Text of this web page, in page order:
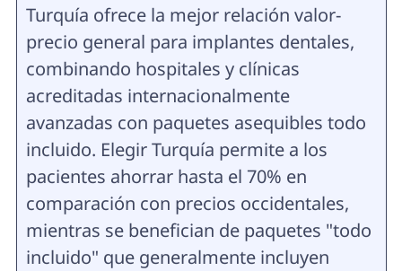
Turquía ofrece la mejor relación valor-
precio general para implantes dentales,
combinando hospitales y clínicas
acreditadas internacionalmente
avanzadas con paquetes asequibles todo
incluido. Elegir Turquía permite a los
pacientes ahorrar hasta el 70% en
comparación con precios occidentales,
mientras se benefician de paquetes "todo
incluido" que generalmente incluyen